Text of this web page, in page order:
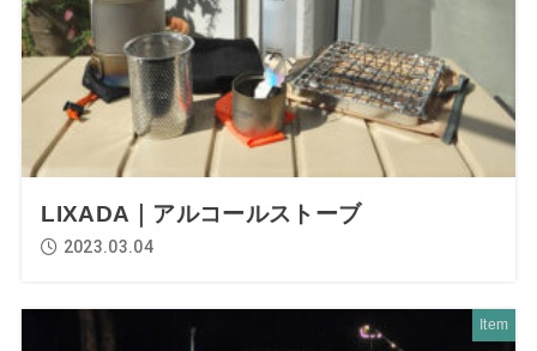
LIXADA｜アルコールストーブ
2023.03.04
Item